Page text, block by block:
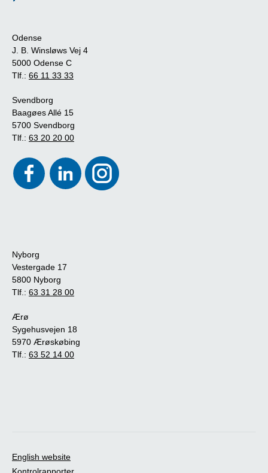
Odense
J. B. Winsløws Vej 4
5000 Odense C
Tlf.: 66 11 33 33
Svendborg
Baagøes Allé 15
5700 Svendborg
Tlf.: 63 20 20 00
Nyborg
Vestergade 17
5800 Nyborg
Tlf.: 63 31 28 00
Ærø
Sygehusvejen 18
5970 Ærøskøbing
Tlf.: 63 52 14 00
English website